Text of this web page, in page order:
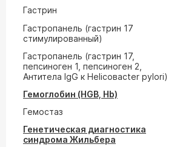
Гастрин
Гастропанель (гастрин 17
стимулированный)
Гастропанель (гастрин 17,
пепсиноген 1, пепсиноген 2,
Антитела IgG к Helicoвacter pylori)
Гемоглобин (HGB, Hb)
Гемостаз
Генетическая диагностика
синдрома Жильбера